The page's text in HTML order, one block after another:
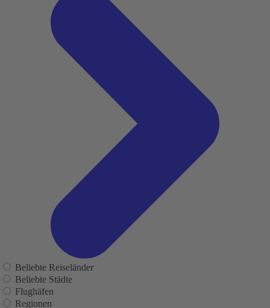
Beliebte Reiseländer
Beliebte Städte
Flughäfen
Regionen